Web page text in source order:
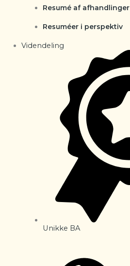
Resumé af afhandlinger
Resuméer i perspektiv
Videndeling
Unikke BA